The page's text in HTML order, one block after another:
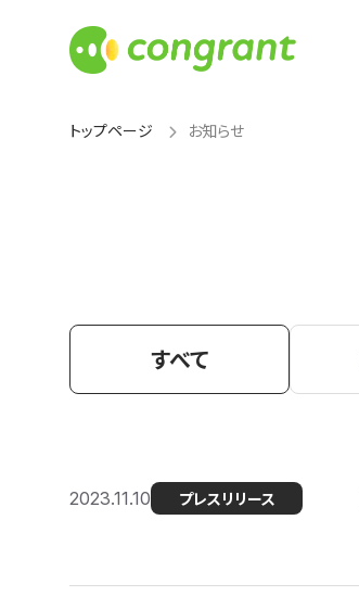
トップページ お知らせ
すべて
2023.11.10 プレスリリース